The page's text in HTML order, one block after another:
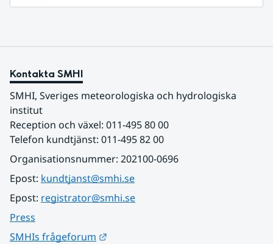
Kontakta SMHI
SMHI, Sveriges meteorologiska och hydrologiska
institut
Reception och växel: 011-495 80 00
Telefon kundtjänst: 011-495 82 00
Organisationsnummer: 202100-0696
Epost: kundtjanst@smhi.se
Epost: registrator@smhi.se
Press
SMHIs frågeforum